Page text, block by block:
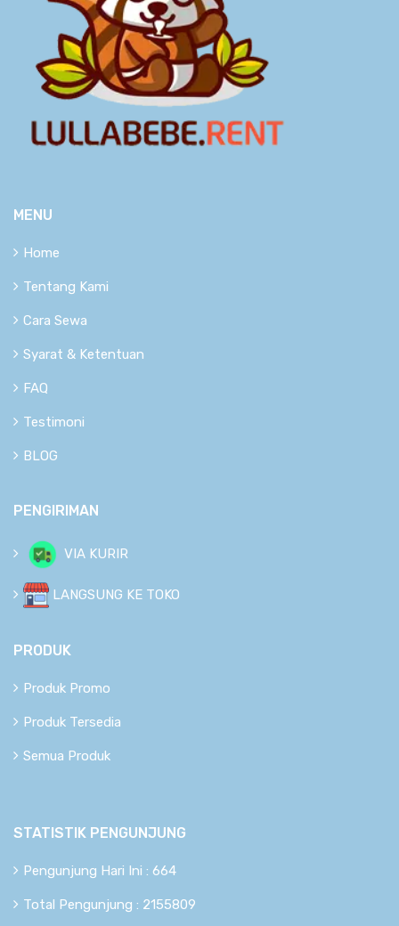
MENU
Home
Tentang Kami
Cara Sewa
Syarat & Ketentuan
FAQ
Testimoni
BLOG
PENGIRIMAN
VIA KURIR
LANGSUNG KE TOKO
PRODUK
Produk Promo
Produk Tersedia
Semua Produk
STATISTIK PENGUNJUNG
Pengunjung Hari Ini : 664
Total Pengunjung : 2155809